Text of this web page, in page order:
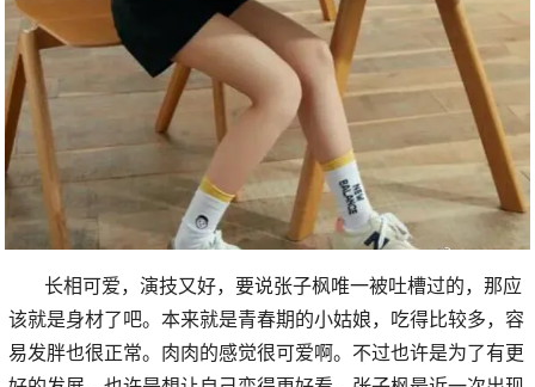
长相可爱，演技又好，要说张子枫唯一被吐槽过的，那应
该就是身材了吧。本来就是青春期的小姑娘，吃得比较多，容
易发胖也很正常。肉肉的感觉很可爱啊。不过也许是为了有更